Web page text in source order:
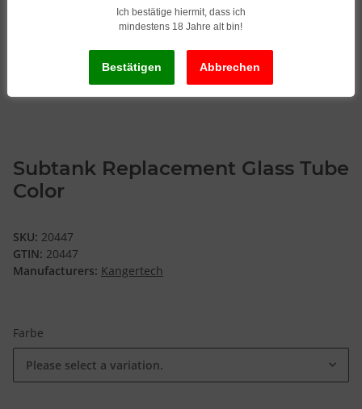
Subtank Replacement Glass Tube
Color
SKU: 20447
GTIN: 20447
Manufacturers: Kangertech
Farbe
Please select a variation.
Ich bestätige hiermit, dass ich
mindestens 18 Jahre alt bin!